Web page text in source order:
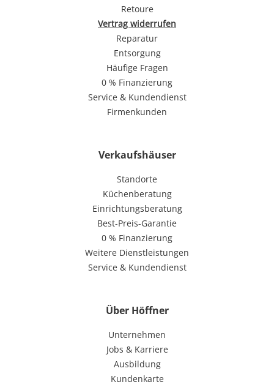
Retoure
Vertrag widerrufen
Reparatur
Entsorgung
Häufige Fragen
0 % Finanzierung
Service & Kundendienst
Firmenkunden
Verkaufshäuser
Standorte
Küchenberatung
Einrichtungsberatung
Best-Preis-Garantie
0 % Finanzierung
Weitere Dienstleistungen
Service & Kundendienst
Über Höffner
Unternehmen
Jobs & Karriere
Ausbildung
Kundenkarte